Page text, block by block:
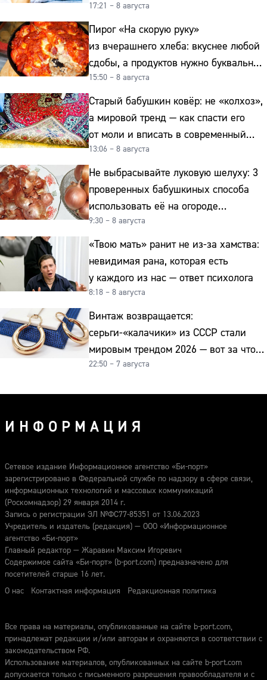
после 50
17:21 – 8 августа
Пирог «На скорую руку»
из вчерашнего хлеба: вкуснее любой
сдобы, а продуктов нужно буквально
копейки
15:50 – 8 августа
Старый бабушкин ковёр: не «колхоз»,
а мировой тренд — как спасти его
от моли и вписать в современный
интерьер
13:06 – 8 августа
Не выбрасывайте луковую шелуху: 3
проверенных бабушкиных способа
использовать её на огороде
и для здоровья этой зимой
9:30 – 8 августа
«Твою мать» ранит не из-за хамства:
невидимая рана, которая есть
у каждого из нас — ответ психолога
8:18 – 8 августа
Винтаж возвращается:
серьги-«калачики» из СССР стали
мировым трендом 2026 — вот за что
их ценят ювелиры
22:50 – 7 августа
ИНФОРМАЦИЯ
Сетевое издание Информационное агентство «Би-порт»
зарегистрировано в Федеральной службе по надзору в сфере связи,
информационных технологий и массовых коммуникаций
(Роскомнадзор) 29 января 2014 г.
Запись о регистрации ЭЛ №ФС77-85351 от 13.06.2023
Учредитель и издатель (редакция) — ООО «Информационное
агентство «Би-порт»
Главный редактор — Жаравин Максим Игоревич
Содержимое сайта «Би-порт» (b-port.com) предназначено для
посетителей старше 16 лет.
О нас
Контактная информация Редакционная политика
Все права на материалы, опубликованные на сайте b-port.com,
принадлежат редакции и/или авторам и охраняются в соответствии с
законодательством РФ.
Использование материалов, опубликованных на сайте b-port.com
допускается только с письменного разрешения правообладателя и с